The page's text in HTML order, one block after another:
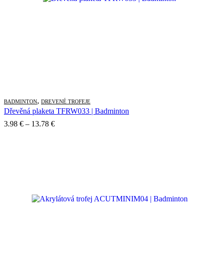
BADMINTON, DREVENÉ TROFEJE
Dřevěná plaketa TFRW033 | Badminton
3.98 € – 13.78 €Price